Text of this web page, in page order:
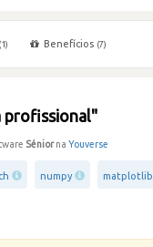
(1) Benefícios (7)
profissional"
SéniornaYouverse
numpy matplotlib